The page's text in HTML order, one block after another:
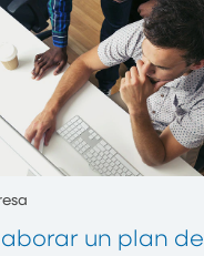
un plan de